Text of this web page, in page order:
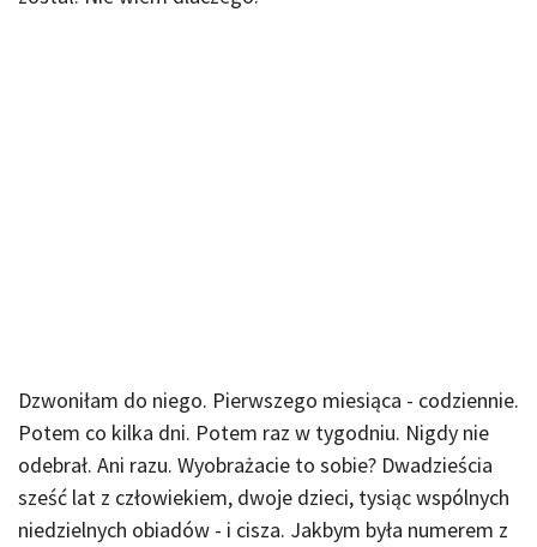
Dzwoniłam do niego. Pierwszego miesiąca - codziennie.
Potem co kilka dni. Potem raz w tygodniu. Nigdy nie
odebrał. Ani razu. Wyobrażacie to sobie? Dwadzieścia
sześć lat z człowiekiem, dwoje dzieci, tysiąc wspólnych
niedzielnych obiadów - i cisza. Jakbym była numerem z